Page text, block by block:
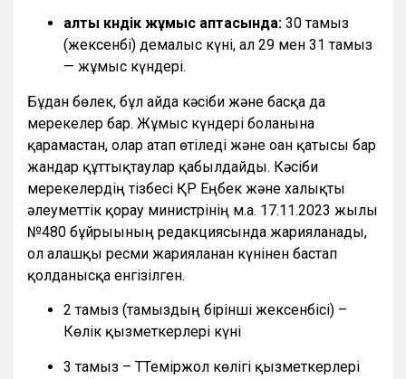
алты күндік жұмыс аптасында: 30 тамыз
(жексенбі) демалыс күні, ал 29 мен 31 тамыз
— жұмыс күндері.
Бұдан бөлек, бұл айда кәсіби және басқа да
мерекелер бар. Жұмыс күндері болғанына
қарамастан, олар атап өтіледі және оған қатысы бар
жандар құттықтаулар қабылдайды. Кәсіби
мерекелердің тізбесі ҚР Еңбек және халықты
әлеуметтік қорғау министрінің м.а. 17.11.2023 жылғы
№480 бұйрығының редакциясында жарияланады,
ол алғашқы ресми жарияланған күнінен бастап
қолданысқа енгізілген.
2 тамыз (тамыздың бірінші жексенбісі) –
Көлік қызметкерлері күні
3 тамыз – ТТеміржол көлігі қызметкерлері